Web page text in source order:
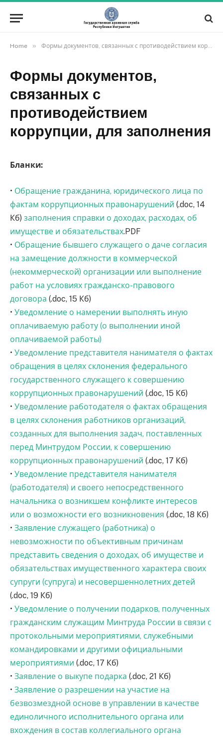
Home » Формы документов, связанных с противодействием коррупции, для заполнения
Формы документов,
связанных с
противодействием
коррупции, для заполнения
Бланки:
• Обращение гражданина, юридического лица по
фактам коррупционных правонарушений (.doc, 14
Кб) заполнения справки о доходах, расходах, об
имуществе и обязательствах.PDF
• Обращение бывшего служащего о даче согласия
на замещение должности в коммерческой
(некоммерческой) организации или выполнение
работ на условиях гражданско-правового
договора (.doc, 15 Кб)
• Уведомление о намерении выполнять иную
оплачиваемую работу (о выполнении иной
оплачиваемой работы)
• Уведомление представителя нанимателя о фактах
обращения в целях склонения федерального
государственного служащего к совершению
коррупционных правонарушений (.doc, 15 Кб)
• Уведомление работодателя о фактах обращения
в целях склонения работников организаций,
созданных для выполнения задач, поставленных
перед Минтрудом России, к совершению
коррупционных правонарушений (.doc, 17 Кб)
• Уведомление представителя нанимателя
(работодателя) и своего непосредственного
начальника о возникшем конфликте интересов
или о возможности его возникновения (.doc, 18 Кб)
• Заявление служащего (работника) о
невозможности по объективным причинам
представить сведения о доходах, об имуществе и
обязательствах имущественного характера своих
супруги (супруга) и несовершеннолетних детей
(.doc, 19 Кб)
• Уведомление о получении подарков, полученных
гражданским служащим Минтруда России в связи с
протокольными мероприятиями, служебными
командировками и другими официальными
мероприятиями (.doc, 17 Кб)
• Заявление о выкупе подарка (.doc, 21 Кб)
• Заявление о разрешении на участие на
безвозмездной основе в управлении в качестве
единоличного исполнительного органа или
вхождения в состав коллегиального органа